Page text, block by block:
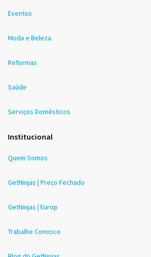
Eventos
Moda e Beleza
Reformas
Saúde
Serviços Domésticos
Institucional
Quem Somos
GetNinjas | Preço Fechado
GetNinjas | Europ
Trabalhe Conosco